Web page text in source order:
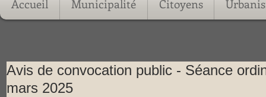
Accueil Municipalité Citoyens
Avis de convocation public - Séance
mars 2025